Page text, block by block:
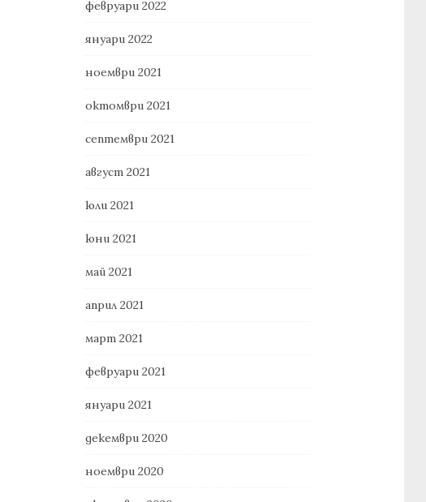
февруари 2022
януари 2022
ноември 2021
октомври 2021
септември 2021
август 2021
юли 2021
юни 2021
май 2021
април 2021
март 2021
февруари 2021
януари 2021
декември 2020
ноември 2020